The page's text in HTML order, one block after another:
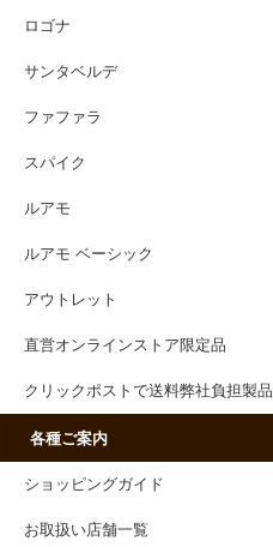
ロゴナ
サンタベルデ
ファファラ
スパイク
ルアモ
ルアモ ベーシック
アウトレット
直営オンラインストア限定品
クリックポストで送料弊社負担製品
各種ご案内
ショッピングガイド
お取扱い店舗一覧